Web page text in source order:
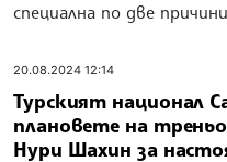
специална по две причини
20.08.2024 12:14
Турският национал
плановете на
Нури Шахин за